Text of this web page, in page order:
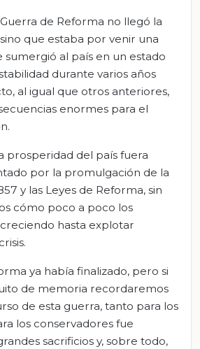
de Reforma no llegó la
que estaba por venir una
sumergió al país en un estado
durante varios años
al igual que otros anteriores,
enormes para el
prosperidad del país fuera
por la promulgación de la
y las Leyes de Reforma, sin
cómo poco a poco los
hasta explotar
ya había finalizado, pero si
de memoria recordaremos
de esta guerra, tanto para los
los conservadores fue
sacrificios y, sobre todo,